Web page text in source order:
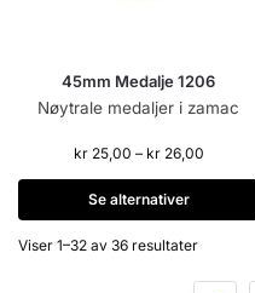
45mm Medalje 1206
Nøytrale medaljer i zamac
kr25,00 – kr26,00
Se alternativer
Viser 1–32 av 36 resultater